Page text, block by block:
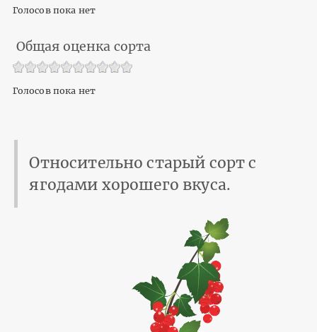
Голосов пока нет
Общая оценка сорта
Голосов пока нет
Относительно старый сорт с
ягодами хорошего вкуса.